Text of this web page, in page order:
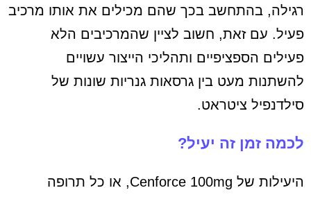
רגילה, בהתחשב בכך שהם מכילים את אותו מרכיב
פעיל. עם זאת, חשוב לציין שהמרכיבים הלא
פעילים הספציפיים ותהליכי הייצור עשויים
להשתנות מעט בין גרסאות גנריות שונות של
סילדנפיל ציטראט.
לכמה זמן זה יעיל?
היעילות של Cenforce 100mg, או כל תרופה